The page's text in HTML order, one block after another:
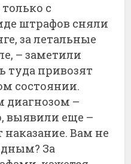
с
штрафов сняли
за летальные
– заметили
туда привозят
состоянии.
диагнозом –
выявили еще –
наказание. Вам не
За